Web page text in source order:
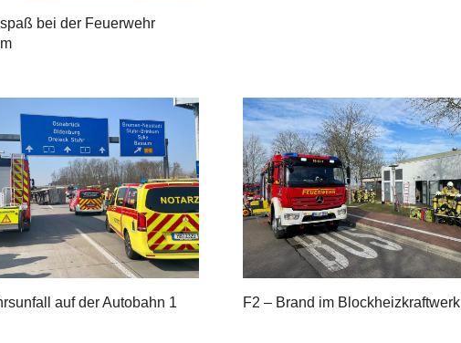
bei der Feuerwehr
auf der Autobahn 1 F2 – Brand im Blockheizkraftwerk